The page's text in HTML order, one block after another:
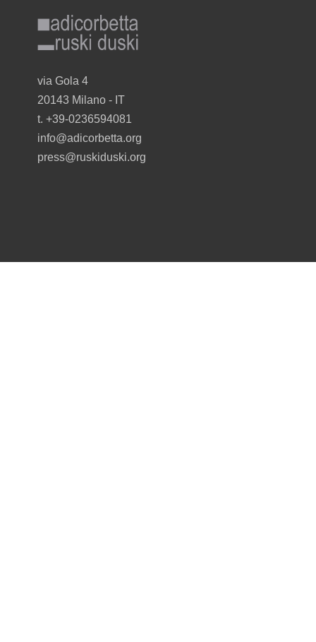
via Gola 4
20143 Milano - I T
t. +39-0236594081
info@adicorbetta.org
press@ruskiduski.org